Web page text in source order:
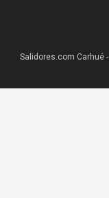
Salidores.com Carhué